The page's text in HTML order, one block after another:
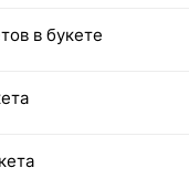
в букете